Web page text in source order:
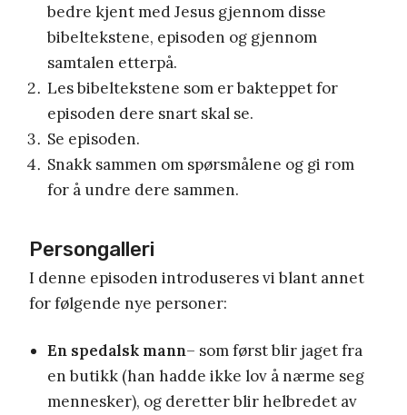
bedre kjent med Jesus gjennom disse
bibeltekstene, episoden og gjennom
samtalen etterpå.
Les bibeltekstene som er bakteppet for
episoden dere snart skal se.
Se episoden.
Snakk sammen om spørsmålene og gi rom
for å undre dere sammen.
Persongalleri
I denne episoden introduseres vi blant annet
for følgende nye personer:
En spedalsk mann– som først blir jaget fra
en butikk (han hadde ikke lov å nærme seg
mennesker), og deretter blir helbredet av